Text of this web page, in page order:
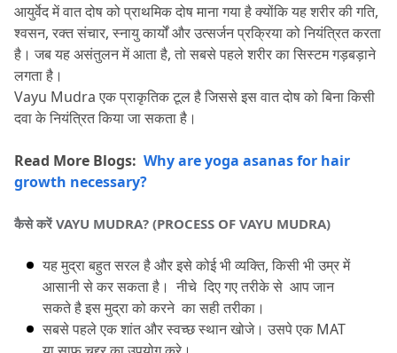
आयुर्वेद में वात दोष को प्राथमिक दोष माना गया है क्योंकि यह शरीर की गति,
श्वसन, रक्त संचार, स्नायु कार्यों और उत्सर्जन प्रक्रिया को नियंत्रित करता
है। जब यह असंतुलन में आता है, तो सबसे पहले शरीर का सिस्टम गड़बड़ाने
लगता है।
Vayu Mudra एक प्राकृतिक टूल है जिससे इस वात दोष को बिना किसी
दवा के नियंत्रित किया जा सकता है।
Read More Blogs: Why are yoga asanas for hair
growth​ necessary?
कैसे करें VAYU MUDRA? (PROCESS OF VAYU MUDRA)
यह मुद्रा बहुत सरल है और इसे कोई भी व्यक्ति, किसी भी उम्र में
आसानी से कर सकता है। नीचे  दिए गए तरीके से  आप जान
सकते है इस मुद्रा को करने  का सही तरीका।
सबसे पहले एक शांत और स्वच्छ स्थान खोजे। उसपे एक MAT